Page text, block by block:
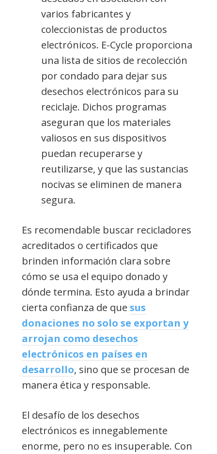
varios fabricantes y
coleccionistas de productos
electrónicos. E-Cycle proporciona
una lista de sitios de recolección
por condado para dejar sus
desechos electrónicos para su
reciclaje. Dichos programas
aseguran que los materiales
valiosos en sus dispositivos
puedan recuperarse y
reutilizarse, y que las sustancias
nocivas se eliminen de manera
segura.
Es recomendable buscar recicladores
acreditados o certificados que
brinden información clara sobre
cómo se usa el equipo donado y
dónde termina. Esto ayuda a brindar
cierta confianza de que sus
donaciones no solo se exportan y
arrojan como desechos
electrónicos en países en
desarrollo, sino que se procesan de
manera ética y responsable.
El desafío de los desechos
electrónicos es innegablemente
enorme, pero no es insuperable. Con